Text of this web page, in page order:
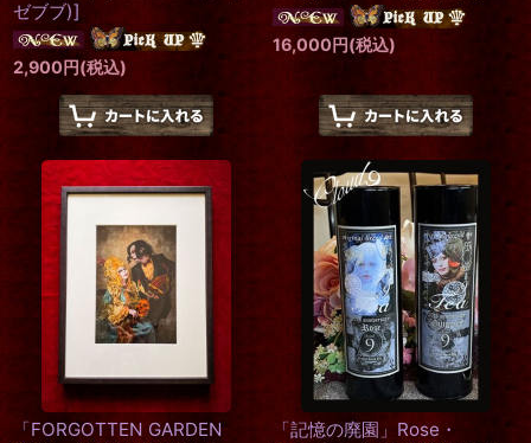
ゼブブ)]
2,900円(税込)
16,000円(税込)
「FORGOTTEN GARDEN
「記憶の廃園」Rose・